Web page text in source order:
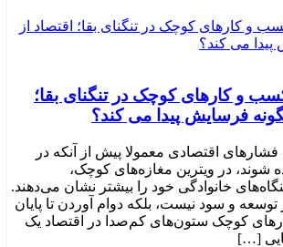
و کارهای کوچک در تنگنای بقا؛
فرسایش پیدا می کند؟
اقتصادی معمولا پیش از آنکه در
شوند، در ویترین مغازه‌های کوچک،
خانوادگی خود را بیشتر نشان می‌دهند.
و سود نیست، بلکه دوام آوردن تا پایان
کوچک ستون‌های کم‌صدا در اقتصاد یک
[…]